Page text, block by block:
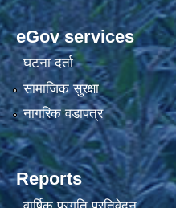
eGov services
घटना दर्ता
सामाजिक सुरक्षा
नागरिक वडापत्र
Reports